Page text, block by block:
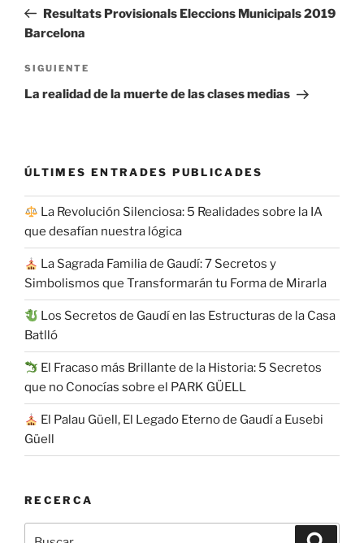
entradas
anterior:
Resultats Provisionals Eleccions Municipals 2019
Barcelona
Siguiente
entrada
SIGUIENTE
La realidad de la muerte de las clases medias
ÚLTIMES ENTRADES PUBLICADES
La Revolución Silenciosa: 5 Realidades sobre la IA
que desafían nuestra lógica
La Sagrada Familia de Gaudí: 7 Secretos y
Simbolismos que Transformarán tu Forma de Mirarla
Los Secretos de Gaudí en las Estructuras de la Casa
Batlló
El Fracaso más Brillante de la Historia: 5 Secretos
que no Conocías sobre el PARK GÜELL
El Palau Güell, El Legado Eterno de Gaudí a Eusebi
Güell
RECERCA